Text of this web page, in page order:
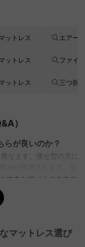
ットレス エアー
ットレス ファイ
ットレス 三つ折
）
らが良いのか？
なます。痩せ型の方に
硬さを選ぶことが重要
の選択肢を提供してお
て、自分に合った寝
何か？
マットレス選び